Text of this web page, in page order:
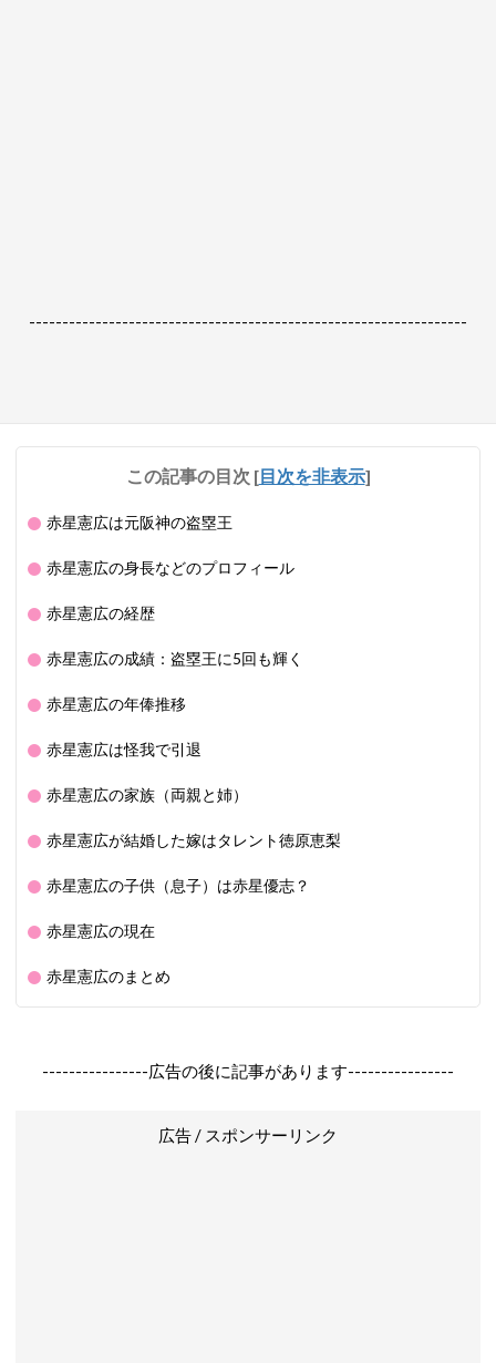
------------------------------------------------------------------
この記事の目次 [目次を非表示]
赤星憲広は元阪神の盗塁王
赤星憲広の身長などのプロフィール
赤星憲広の経歴
赤星憲広の成績：盗塁王に5回も輝く
赤星憲広の年俸推移
赤星憲広は怪我で引退
赤星憲広の家族（両親と姉）
赤星憲広が結婚した嫁はタレント徳原恵梨
赤星憲広の子供（息子）は赤星優志？
赤星憲広の現在
赤星憲広のまとめ
----------------広告の後に記事があります----------------
広告 / スポンサーリンク